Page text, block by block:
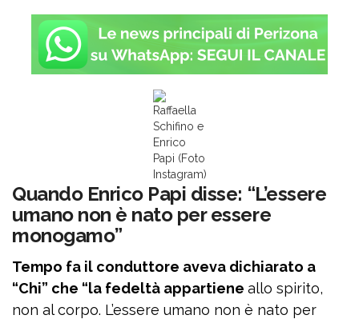
Raffaella
Schifino e
Enrico
Papi (Foto
Instagram)
Quando Enrico Papi disse: “L’essere
umano non è nato per essere
monogamo”
Tempo fa il conduttore aveva dichiarato a
“Chi” che “la fedeltà appartiene allo spirito,
non al corpo. L’essere umano non è nato per